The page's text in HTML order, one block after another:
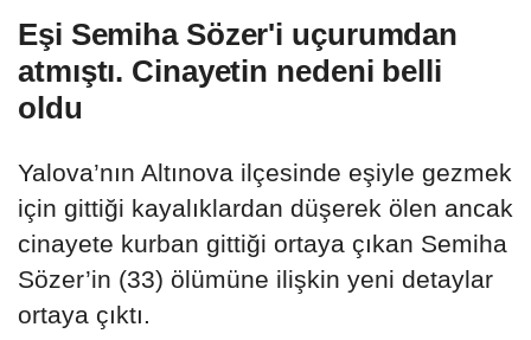
Eşi Semiha Sözer'i uçurumdan
atmıştı. Cinayetin nedeni belli
oldu
Yalova’nın Altınova ilçesinde eşiyle gezmek
için gittiği kayalıklardan düşerek ölen ancak
cinayete kurban gittiği ortaya çıkan Semiha
Sözer’in (33) ölümüne ilişkin yeni detaylar
ortaya çıktı.